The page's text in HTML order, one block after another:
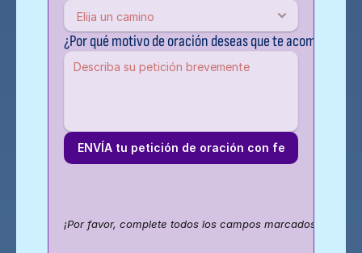
¿Por qué motivo de oración deseas que te
ENVÍA tu petición de oración con fe
¡Por favor, complete todos los campos marcados con